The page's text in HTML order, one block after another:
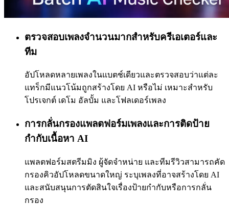
ตรวจสอบเพลงจำนวนมากสำหรับครีเอเตอร์และ
ทีม
อัปโหลดหลายเพลงในแบตช์เดียวและตรวจสอบว่าแต่ละ
แทร็กมีแนวโน้มถูกสร้างโดย AI หรือไม่ เหมาะสำหรับ
โปรเจกต์ เดโม อัลบั้ม และโฟลเดอร์เพลง
การกลั่นกรองแพลตฟอร์มเพลงและการติดป้าย
กำกับเนื้อหา AI
แพลตฟอร์มสตรีมมิง ผู้จัดจำหน่าย และทีมรีวิวสามารถคัด
กรองคิวอัปโหลดขนาดใหญ่ ระบุเพลงที่อาจสร้างโดย AI
และสนับสนุนการตัดสินใจเรื่องป้ายกำกับหรือการกลั่น
กรอง